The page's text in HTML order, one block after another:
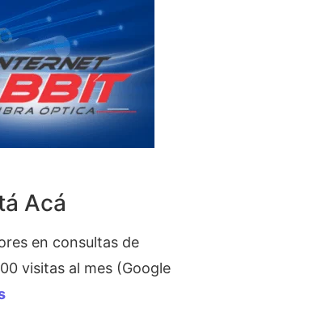
Acá
en consultas de
visitas al mes (Google